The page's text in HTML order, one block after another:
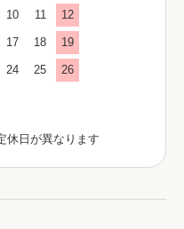
10 11 12
17 18 19
24 25 26
休日が異なります